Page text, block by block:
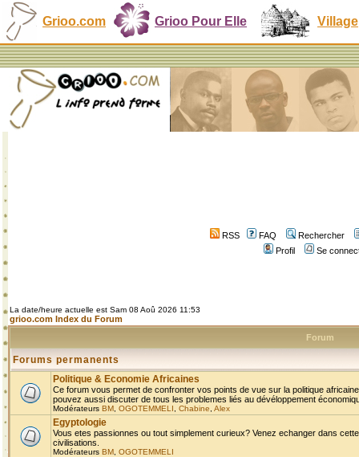
Grioo.com Grioo Pour Elle Village
RSS FAQ
Rechercher
Profil
Se
La date/heure actuelle est Sam 08 Aoû 2026 11:53
grioo.com Index du Forum
Forum
Forums permanents
Politique & Economie Africaines
Ce forum vous permet de confronter vos points de vue sur la politique
pouvez aussi discuter de tous les problemes liés au dévéloppement
Modérateurs BM OGOTEMMELI Chabine Alex
Egyptologie
Vous etes passionnes ou tout simplement curieux? Venez echanger dans
civilisations.
Modérateurs BM OGOTEMMELI